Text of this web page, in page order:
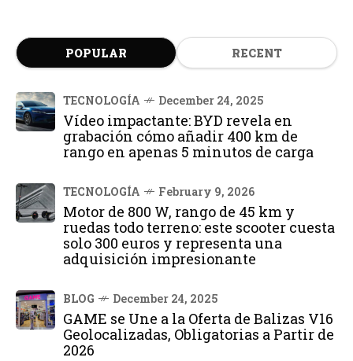
POPULAR RECENT
TECNOLOGÍA December 24, 2025
Vídeo impactante: BYD revela en
grabación cómo añadir 400 km de
rango en apenas 5 minutos de carga
TECNOLOGÍA February 9, 2026
Motor de 800 W, rango de 45 km y
ruedas todo terreno: este scooter cuesta
solo 300 euros y representa una
adquisición impresionante
BLOG December 24, 2025
GAME se Une a la Oferta de Balizas V16
Geolocalizadas, Obligatorias a Partir de
2026